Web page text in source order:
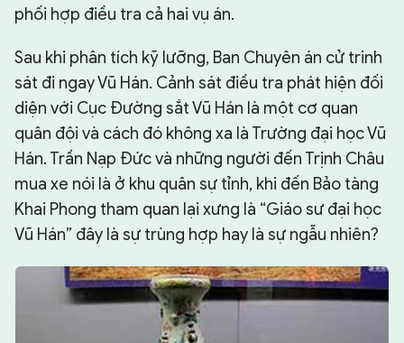
phối hợp điều tra cả hai vụ án.
Sau khi phân tích kỹ lưỡng, Ban Chuyên án cử trinh
sát đi ngay Vũ Hán. Cảnh sát điều tra phát hiện đối
diện với Cục Đường sắt Vũ Hán là một cơ quan
quân đội và cách đó không xa là Trường đại học Vũ
Hán. Trần Nạp Đức và những người đến Trịnh Châu
mua xe nói là ở khu quân sự tỉnh, khi đến Bảo tàng
Khai Phong tham quan lại xưng là “Giáo sư đại học
Vũ Hán” đây là sự trùng hợp hay là sự ngẫu nhiên?